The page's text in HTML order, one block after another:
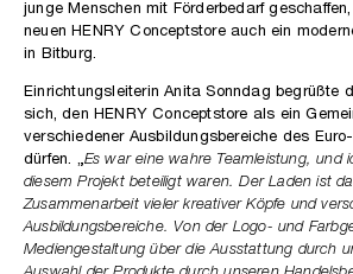
junge Menschen mit Förderbedarf
neuen HENRY Conceptstore auch ein
in Bitburg.
Einrichtungsleiterin Anita Sonndag begrüßte
sich, den HENRY Conceptstore als ein
verschiedener Ausbildungsbereiche des
dürfen. „Es war eine wahre Teamleistung, und
diesem Projekt beteiligt waren. Der Laden ist
Zusammenarbeit vieler kreativer Köpfe und
Ausbildungsbereiche. Von der Logo- und
Mediengestaltung über die Ausstattung durch